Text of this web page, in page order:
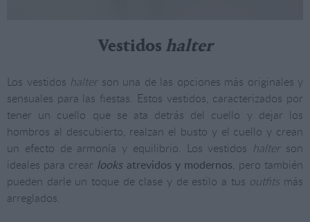
Vestidos halter
Los vestidos halterson una de las opciones más originales y
sensuales para las fiestas. Estos vestidos, caracterizados por
tener un cuello que se ata detrás del cuello y dejar los
hombros al descubierto, realzan el busto y el cuello y crean
un efecto de armonía y equilibrio. Los vestidos halterson
ideales para crear looksatrevidos y modernos, pero también
pueden darle un toque de clase y de estilo a tus outfits más
arreglados.